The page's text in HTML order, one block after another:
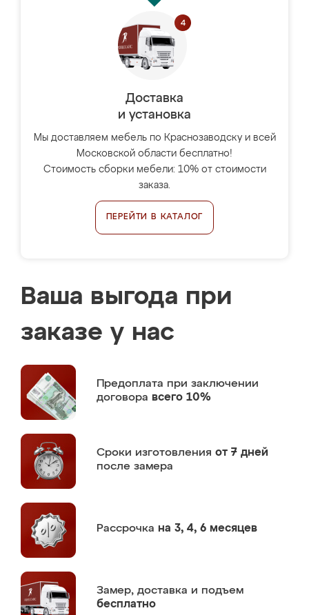
Доставка
и установка
Мы доставляем мебель по Краснозаводску и всей
Московской области бесплатно!
Стоимость сборки мебели: 10% от стоимости
заказа.
ПЕРЕЙТИ В КАТАЛОГ
Ваша выгода при
заказе у нас
Предоплата при заключении
договора всего 10%
Сроки изготовления от 7 дней
после замера
Рассрочка на 3, 4, 6 месяцев
Замер, доставка и подъем
бесплатно